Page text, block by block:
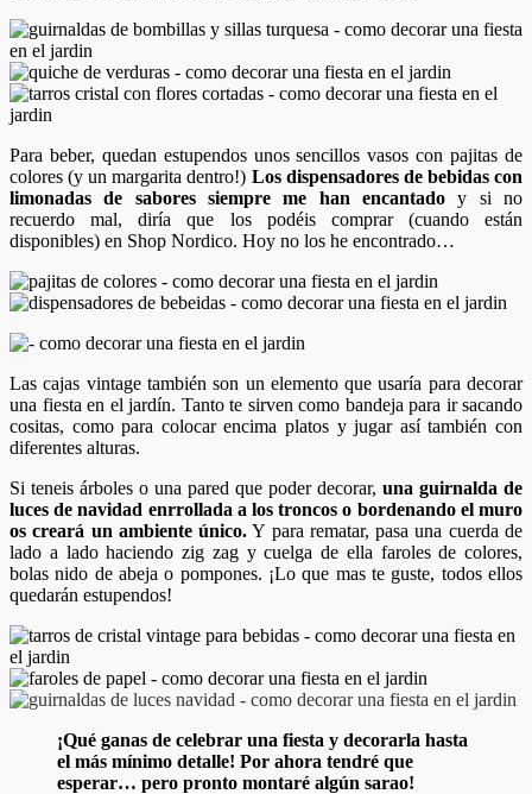
Para beber, quedan estupendos unos sencillos vasos con pajitas de
colores (y un margarita dentro!) Los dispensadores de bebidas con
limonadas de sabores siempre me han encantado y si no
recuerdo mal, diría que los podéis comprar (cuando están
disponibles) en Shop Nordico. Hoy no los he encontrado…
Las cajas vintage también son un elemento que usaría para decorar
una fiesta en el jardín. Tanto te sirven como bandeja para ir sacando
cositas, como para colocar encima platos y jugar así también con
diferentes alturas.
Si teneis árboles o una pared que poder decorar, una guirnalda de
luces de navidad enrrollada a los troncos o bordenando el muro
os creará un ambiente único. Y para rematar, pasa una cuerda de
lado a lado haciendo zig zag y cuelga de ella faroles de colores,
bolas nido de abeja o pompones. ¡Lo que mas te guste, todos ellos
quedarán estupendos!
¡Qué ganas de celebrar una fiesta y decorarla hasta
el más mínimo detalle! Por ahora tendré que
esperar… pero pronto montaré algún sarao!